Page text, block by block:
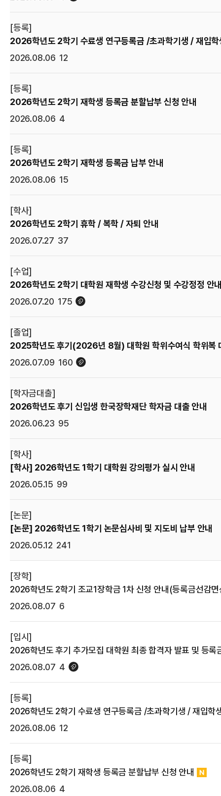
[등록]
2026학년도 2학기 수료생 연구등록금 /초과학기생 / 재입학
2026.08.06 12
[등록]
2026학년도 2학기 재학생 등록금 분할납부 신청 안내
2026.08.06 4
[등록]
2026학년도 2학기 재학생 등록금 납부 안내
2026.08.06 15
[학사]
2026학년도 2학기 휴학 / 복학 / 자퇴 안내
2026.07.27 37
[수업]
2026학년도 2학기 대학원 재학생 수강신청 및 수강정정 안
2026.07.20 175
[졸업]
2026.07.09 160
[학자금대출]
2026학년도 후기 신입생 한국장학재단 학자금 대출 안내
2026.06.23 95
[학사]
[학사] 2026학년도 1학기 대학원 강의평가 실시 안내
2026.05.15 99
[논문]
[논문] 2026학년도 1학기 논문심사비 및 지도비 납부 안내
2026.05.12 241
[장학]
2026학년도 2학기 조교1장학금 1차 신청 안내(등록금선감
2026.08.07 6
[입시]
2026학년도 후기 추가모집 대학원 최종 합격자 발표 및 등록
2026.08.07 4
[등록]
2026학년도 2학기 수료생 연구등록금 /초과학기생 / 재입학
2026.08.06 12
[등록]
2026학년도 2학기 재학생 등록금 분할납부 신청 안내
2026.08.06 4